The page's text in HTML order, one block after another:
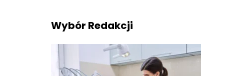
Wybór Redakcji